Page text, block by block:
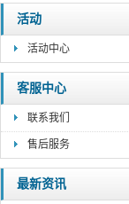
活动
活动中心
客服中心
联系我们
售后服务
最新资讯